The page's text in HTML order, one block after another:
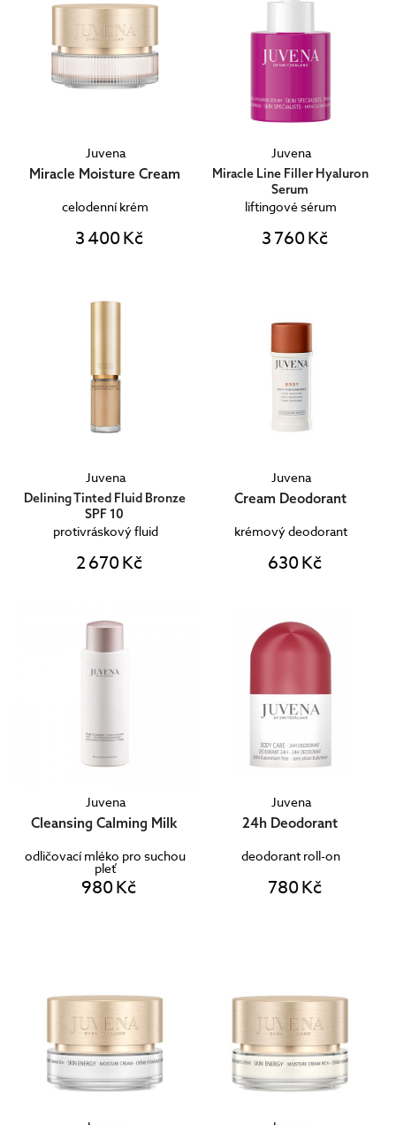
Juvena
Miracle Moisture Cream
celodenní krém
3 400 Kč
Juvena
Miracle Line Filler Hyaluron
Serum
liftingové sérum
3 760 Kč
Juvena
Delining Tinted Fluid Bronze
SPF 10
protivráskový fluid
2 670 Kč
Juvena
Cream Deodorant
krémový deodorant
630 Kč
Juvena
Cleansing Calming Milk
odličovací mléko pro suchou
pleť
980 Kč
Juvena
24h Deodorant
deodorant roll-on
780 Kč